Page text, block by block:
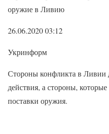
оружие в Ливию
26.06.2020 03:12
Укринформ
Стороны конфликта в Ливии
действия, а стороны,
поставки оружия.